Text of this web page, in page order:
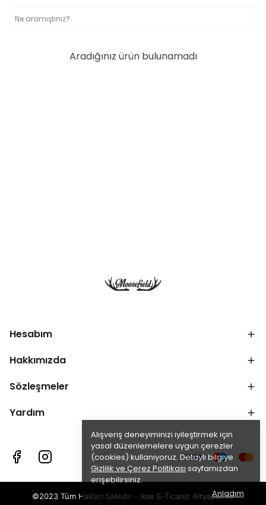
Alışveriş deneyiminizi iyileştirmek için
yasal düzenlemelere uygun çerezler
(cookies) kullanıyoruz. Detaylı bilgiye
Gizlilik ve Çerez Politikası sayfamızdan
erişebilirsiniz.
Anladım
Aradığınız ürün bulunamadı
Hesabım
Hakkımızda
Sözleşmeler
Yardım
©2023 Tüm Hakları Saklıdır - ikas E-Ticaret Altyapısı ile